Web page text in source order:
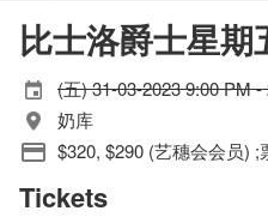
比士洛爵士星期
(五) 31-03-2023 9:00 PM -
奶库
$320, $290 (艺穗会会员) ;
Tickets